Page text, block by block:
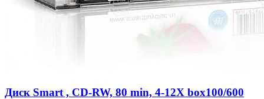
Диск Smart , CD-RW, 80 min, 4-12X box100/600